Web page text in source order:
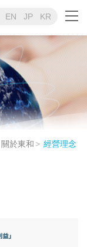
EN JP KR
關於東和 經營理念